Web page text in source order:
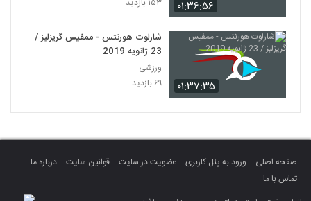
۰۱:۳۶:۵۶
۰۱:۳۷:۳۵
شارلوت هورنتس - ممفیس گریزلیز /
23 ژانویه 2019
ورزشی
۶۹ بازدید
صفحه اصلی ورود به پنل کاربری عضویت در سایت قوانین سایت
درباره ما
تماس با ما